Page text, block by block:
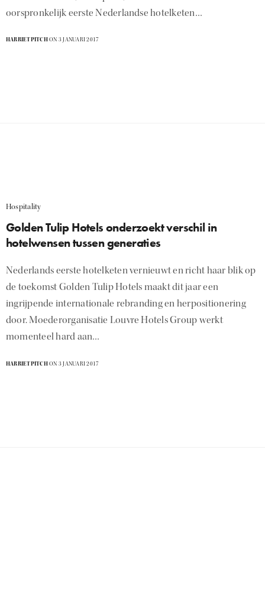
oorspronkelijk eerste Nederlandse hotelketen…
HARRIETPITCHON 3 JANUARI 2017
Hospitality
Golden Tulip Hotels onderzoekt verschil in
hotelwensen tussen generaties
Nederlands eerste hotelketen vernieuwt en richt haar blik op
de toekomst Golden Tulip Hotels maakt dit jaar een
ingrijpende internationale rebranding en herpositionering
door. Moederorganisatie Louvre Hotels Group werkt
momenteel hard aan…
HARRIETPITCHON 3 JANUARI 2017